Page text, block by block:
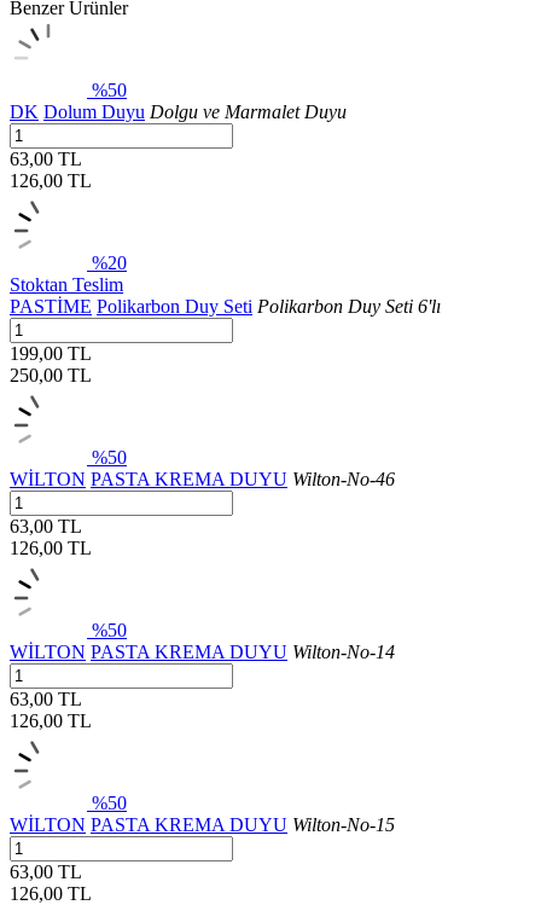
Benzer Ürünler
%50
DK Dolum Duyu Dolgu ve Marmalet Duyu
63,00 TL
126,00 TL
%20
Stoktan Teslim
PASTİME Polikarbon Duy Seti Polikarbon Duy Seti 6'lı
199,00 TL
250,00 TL
%50
WİLTON PASTA KREMA DUYU Wilton-No-46
63,00 TL
126,00 TL
%50
WİLTON PASTA KREMA DUYU Wilton-No-14
63,00 TL
126,00 TL
%50
WİLTON PASTA KREMA DUYU Wilton-No-15
63,00 TL
126,00 TL